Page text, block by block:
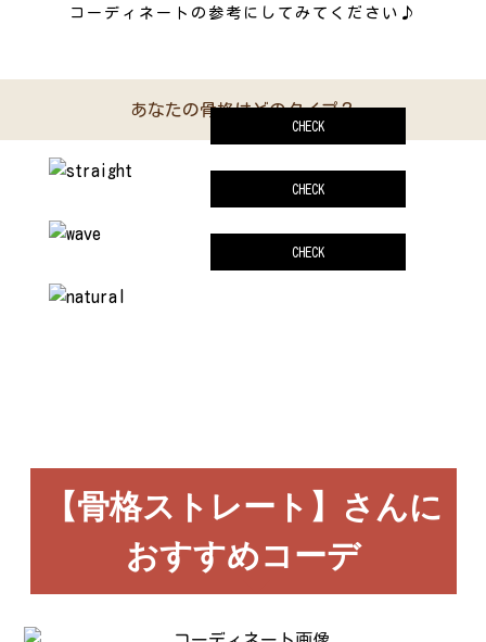
コーディネートの参考にしてみてください♪
あなたの骨格はどのタイプ？
CHECK
CHECK
CHECK
【骨格ストレート】さんに
おすすめコーデ